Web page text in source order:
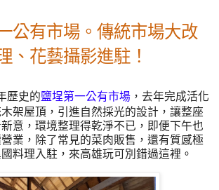
公有市場。傳統市場大改
、花藝攝影進駐！
歷史的鹽埕第一公有市場 ，去年完成活化
架屋頂，引進自然採光的設計，讓整座
意，環境整理得乾淨不已，即便下午也
業，除了常見的菜肉販售，還有質感極
料理入駐，來高雄玩可別錯過這裡。